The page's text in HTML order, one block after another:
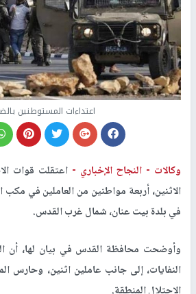
اعتداءات المستوطنين
وكالات - النجاح الإخباري - اعتقلت قوات
الاثنين، أربعة مواطنين من العاملين في مكب
في بلدة بيت عنان، شمال غرب القدس.
وأوضحت محافظة القدس في بيان لها، أن
النفايات، إلى جانب عاملين اثنين، وحارس